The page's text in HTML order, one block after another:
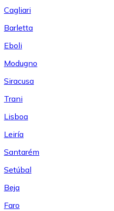
Cagliari
Barletta
Eboli
Modugno
Siracusa
Trani
Lisboa
Leiría
Santarém
Setúbal
Beja
Faro